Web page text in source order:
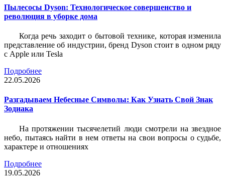
Пылесосы Dyson: Технологическое совершенство и
революция в уборке дома
Когда речь заходит о бытовой технике, которая изменила
представление об индустрии, бренд Dyson стоит в одном ряду
с Apple или Tesla
Подробнее
22.05.2026
Разгадываем Небесные Символы: Как Узнать Свой Знак
Зодиака
На протяжении тысячелетий люди смотрели на звездное
небо, пытаясь найти в нем ответы на свои вопросы о судьбе,
характере и отношениях
Подробнее
19.05.2026